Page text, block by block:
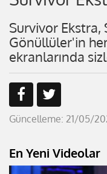
Survivor
Gönüllüler'in
ekranlarında
Güncelleme: 21/05/
En Yeni Videolar